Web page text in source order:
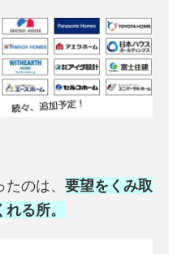
のは、 要望をくみ取
る所。